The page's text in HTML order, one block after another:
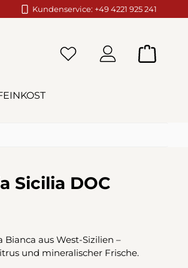
Kundenservice: +49 4221 925 241
Sicilia DOC
aus West-Sizilien –
und mineralischer Frische.